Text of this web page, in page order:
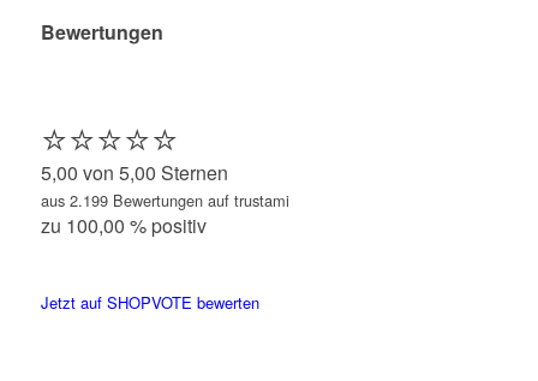
Bewertungen
⭐️⭐️⭐️⭐️⭐️
5,00 von 5,00 Sternen
aus 2.199 Bewertungen auf trustami
zu 100,00 % positiv
Jetzt auf SHOPVOTE bewerten